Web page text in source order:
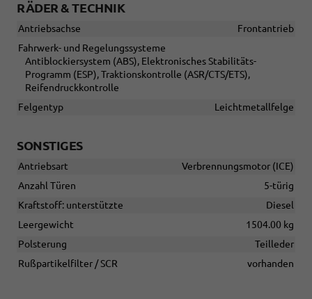
RÄDER & TECHNIK
Antriebsachse
Frontantrieb
Fahrwerk- und Regelungssysteme
Antiblockiersystem (ABS), Elektronisches Stabilitäts-
Programm (ESP), Traktionskontrolle (ASR/CTS/ETS),
Reifendruckkontrolle
Felgentyp
Leichtmetallfelge
SONSTIGES
Antriebsart
Verbrennungsmotor (ICE)
Anzahl Türen
5-türig
Kraftstoff: unterstützte
Diesel
Leergewicht
1504.00 kg
Polsterung
Teilleder
Rußpartikelfilter / SCR
vorhanden